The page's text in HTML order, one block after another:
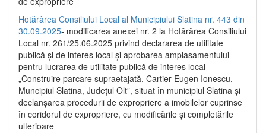
Hotărârea Consiliului Local al Municipiului Slatina nr. 443 din
30.09.2025- modificarea anexei nr. 2 la Hotărârea Consiliului
Local nr. 261/25.06.2025 privind declararea de utilitate
publică şi de interes local şi aprobarea amplasamentului
pentru lucrarea de utilitate publică de interes local
„Construire parcare supraetajată, Cartier Eugen Ionescu,
Muncipiul Slatina, Judeţul Olt”, situat în municipiul Slatina şi
declanşarea procedurii de expropriere a imobilelor cuprinse
în coridorul de expropriere, cu modificările şi completările
ulterioare